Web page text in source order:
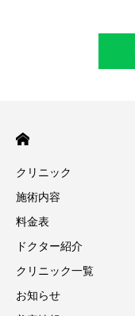
クリニック
施術内容
料金表
ドクター紹介
クリニック一覧
お知らせ